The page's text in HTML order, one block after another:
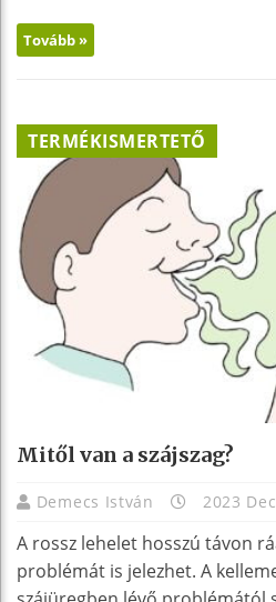
Tovább »
TERMÉKISMERTETŐ
Mitől van a szájszag?
Demecs István 2023
A rossz lehelet hosszú távon
problémát is jelezhet. A